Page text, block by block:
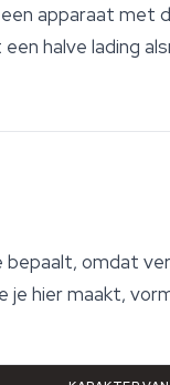
apparaat met
halve lading
omdat
je hier maakt,